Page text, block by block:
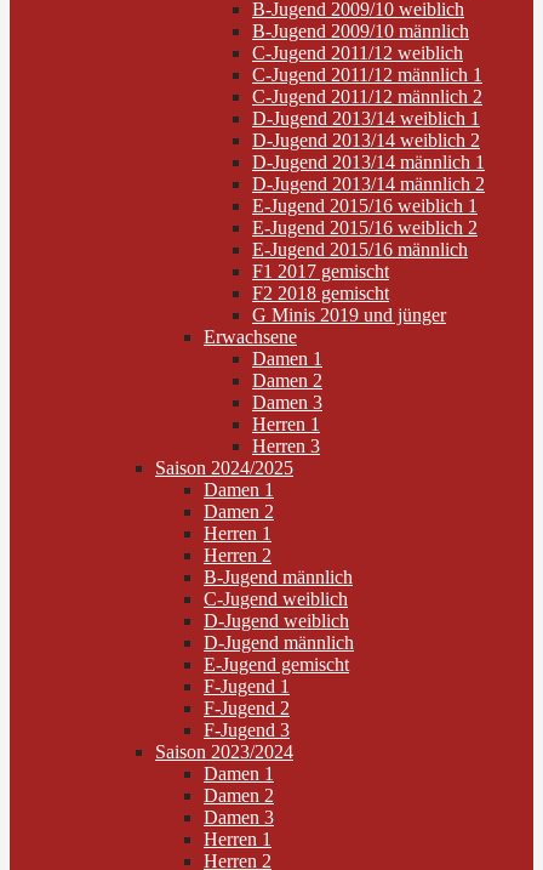
B-Jugend 2009/10 weiblich
B-Jugend 2009/10 männlich
C-Jugend 2011/12 weiblich
C-Jugend 2011/12 männlich 1
C-Jugend 2011/12 männlich 2
D-Jugend 2013/14 weiblich 1
D-Jugend 2013/14 weiblich 2
D-Jugend 2013/14 männlich 1
D-Jugend 2013/14 männlich 2
E-Jugend 2015/16 weiblich 1
E-Jugend 2015/16 weiblich 2
E-Jugend 2015/16 männlich
F1 2017 gemischt
F2 2018 gemischt
G Minis 2019 und jünger
Erwachsene
Damen 1
Damen 2
Damen 3
Herren 1
Herren 3
Saison 2024/2025
Damen 1
Damen 2
Herren 1
Herren 2
B-Jugend männlich
C-Jugend weiblich
D-Jugend weiblich
D-Jugend männlich
E-Jugend gemischt
F-Jugend 1
F-Jugend 2
F-Jugend 3
Saison 2023/2024
Damen 1
Damen 2
Damen 3
Herren 1
Herren 2